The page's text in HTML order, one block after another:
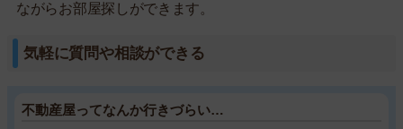
ながらお部屋探しができます。
気軽に質問や相談ができる
不動産屋ってなんか行きづらい…